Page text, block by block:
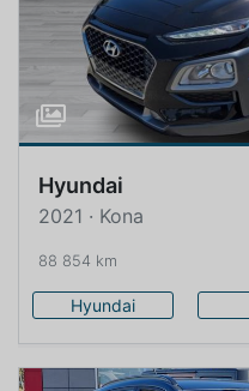
Hyundai
2021 · Kona
88 854 km
Hyundai